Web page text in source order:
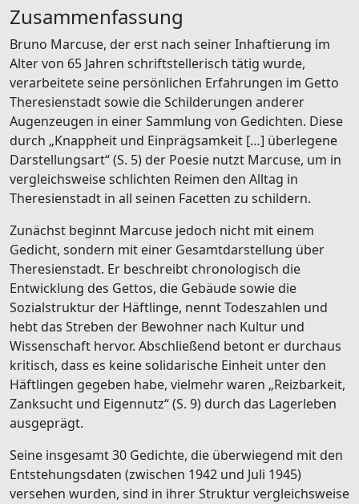
Zusammenfassung
Bruno Marcuse, der erst nach seiner Inhaftierung im
Alter von 65 Jahren schriftstellerisch tätig wurde,
verarbeitete seine persönlichen Erfahrungen im Getto
Theresienstadt sowie die Schilderungen anderer
Augenzeugen in einer Sammlung von Gedichten. Diese
durch „Knappheit und Einprägsamkeit […] überlegene
Darstellungsart“ (S. 5) der Poesie nutzt Marcuse, um in
vergleichsweise schlichten Reimen den Alltag in
Theresienstadt in all seinen Facetten zu schildern.
Zunächst beginnt Marcuse jedoch nicht mit einem
Gedicht, sondern mit einer Gesamtdarstellung über
Theresienstadt. Er beschreibt chronologisch die
Entwicklung des Gettos, die Gebäude sowie die
Sozialstruktur der Häftlinge, nennt Todeszahlen und
hebt das Streben der Bewohner nach Kultur und
Wissenschaft hervor. Abschließend betont er durchaus
kritisch, dass es keine solidarische Einheit unter den
Häftlingen gegeben habe, vielmehr waren „Reizbarkeit,
Zanksucht und Eigennutz“ (S. 9) durch das Lagerleben
ausgeprägt.
Seine insgesamt 30 Gedichte, die überwiegend mit den
Entstehungsdaten (zwischen 1942 und Juli 1945)
versehen wurden, sind in ihrer Struktur vergleichsweise